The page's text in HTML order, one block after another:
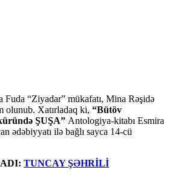
Fuda “Ziyadar” mükafatı, Mina Rəşidə
olunub. Xatırladaq ki, “Bütöv
ŞUŞA” Antologiya-kitabı Esmira
ədəbiyyatı ilə bağlı sayca 14-cü
TUNCAY ŞƏHRİLİ